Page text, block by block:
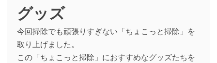
グッズ
今回掃除でも頑張りすぎない「ちょこっと掃除」を
取り上げました。
この「ちょこっと掃除」におすすめなグッズたちを